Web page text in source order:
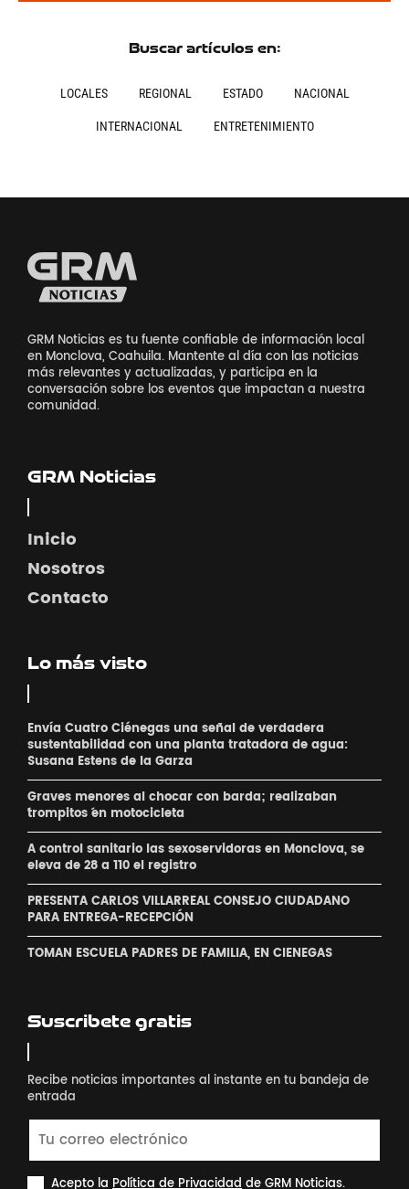
Buscar artículos en:
LOCALES REGIONAL ESTADO NACIONAL
INTERNACIONAL ENTRETENIMIENTO
GRM Noticias es tu fuente confiable de información local
en Monclova, Coahuila. Mantente al día con las noticias
más relevantes y actualizadas, y participa en la
conversación sobre los eventos que impactan a nuestra
comunidad.
GRM Noticias
Inicio
Nosotros
Contacto
Lo más visto
Envía Cuatro Ciénegas una señal de verdadera
sustentabilidad con una planta tratadora de agua:
Susana Estens de la Garza
Graves menores al chocar con barda; realizaban
´trompitos ´en motocicleta
A control sanitario las sexoservidoras en Monclova, se
eleva de 28 a 110 el registro
PRESENTA CARLOS VILLARREAL CONSEJO CIUDADANO
PARA ENTREGA-RECEPCIÓN
TOMAN ESCUELA PADRES DE FAMILIA, EN CIENEGAS
Suscribete gratis
Recibe noticias importantes al instante en tu bandeja de
entrada
Acepto la Política de Privacidadde GRM Noticias.